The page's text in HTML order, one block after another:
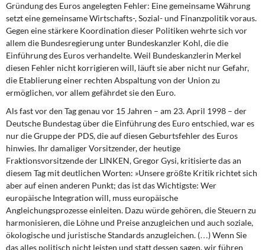
Öffentliche Infrastruktur und Daseinsvorsorge
Eurokrise und Griechenland
DIE LINKE
Weitere Themen
Memo-Gruppe
Institut Solidarische Moderne
Rosa-Luxemburg-Stiftung
Über mich
Kontakt
Gründung des Euros angelegten Fehler: Eine gemeinsame Währung
setzt eine gemeinsame Wirtschafts-, Sozial- und Finanzpolitik voraus.
Gegen eine stärkere Koordination dieser Politiken wehrte sich vor
allem die Bundesregierung unter Bundeskanzler Kohl, die die
Einführung des Euros verhandelte. Weil Bundeskanzlerin Merkel
diesen Fehler nicht korrigieren will, läuft sie aber nicht nur Gefahr,
die Etablierung einer rechten Abspaltung von der Union zu
ermöglichen, vor allem gefährdet sie den Euro.
Als fast vor den Tag genau vor 15 Jahren – am 23. April 1998 – der
Deutsche Bundestag über die Einführung des Euro entschied, war es
nur die Gruppe der PDS, die auf diesen Geburtsfehler des Euros
hinwies. Ihr damaliger Vorsitzender, der heutige
Fraktionsvorsitzende der LINKEN, Gregor Gysi, kritisierte das an
diesem Tag mit deutlichen Worten: »Unsere größte Kritik richtet sich
aber auf einen anderen Punkt; das ist das Wichtigste: Wer
europäische Integration will, muss europäische
Angleichungsprozesse einleiten. Dazu würde gehören, die Steuern zu
harmonisieren, die Löhne und Preise anzugleichen und auch soziale,
ökologische und juristische Standards anzugleichen. (…) Wenn Sie
das alles politisch nicht leisten und statt dessen sagen, wir führen